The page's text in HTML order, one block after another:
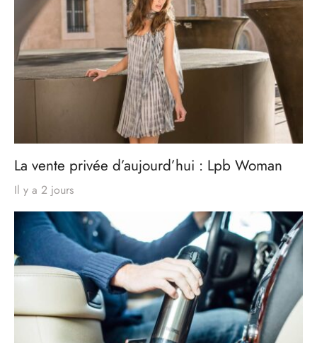
La vente privée d’aujourd’hui : Lpb Woman
Il y a 2 jours